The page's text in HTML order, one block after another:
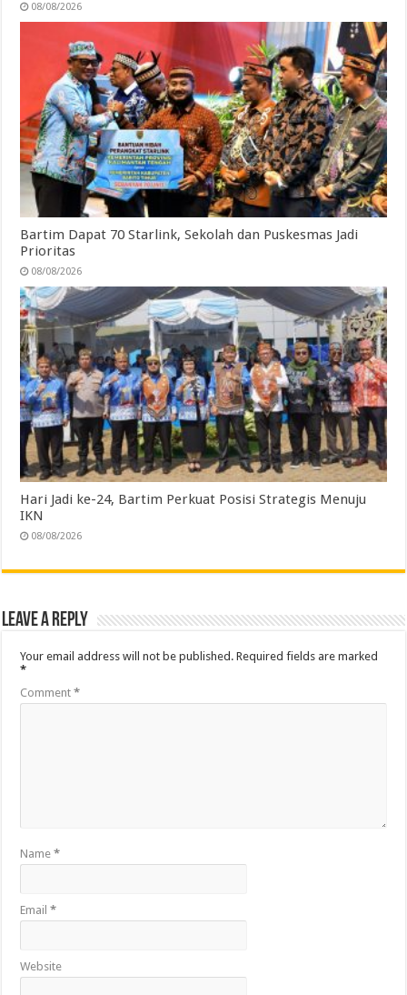
08/08/2026
Bartim Dapat 70 Starlink, Sekolah dan Puskesmas Jadi
Prioritas
08/08/2026
Hari Jadi ke-24, Bartim Perkuat Posisi Strategis Menuju
IKN
08/08/2026
Leave a Reply
Your email address will not be published. Required fields are marked
*
Comment*
Name*
Email*
Website